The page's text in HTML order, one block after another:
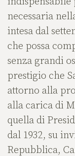
necessaria
intesa dal
che possa
senza grandi
prestigio che
attorno alla
alla carica di
quella di
dal 1932, su
Repubblica,